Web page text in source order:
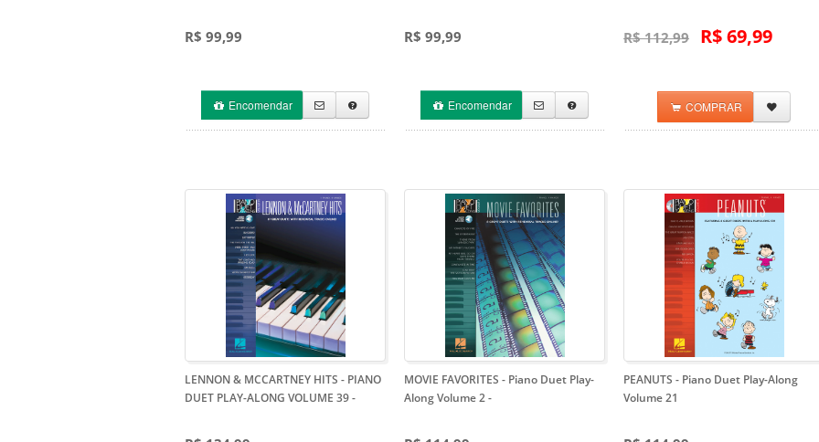
R$ 99,99
Encomendar
R$ 99,99
Encomendar
R$ 112,99 R$ 69,99
COMPRAR
LENNON & MCCARTNEY HITS - PIANO
DUET PLAY-ALONG VOLUME 39-
MOVIE FAVORITES - Piano Duet Play-
Along Volume 2-
PEANUTS - Piano Duet Play-Along
Volume 21